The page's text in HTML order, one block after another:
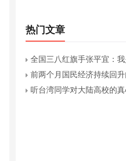
热门文章
全国三八红旗手张平宜：
的“张阿姨”
前两个月国民经济持续回
听台湾同学对大陆高校的